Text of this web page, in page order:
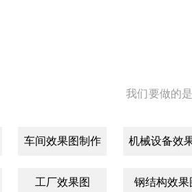
我们要做的
车间效果图制作 机械设备效
工厂效果图 钢结构效果